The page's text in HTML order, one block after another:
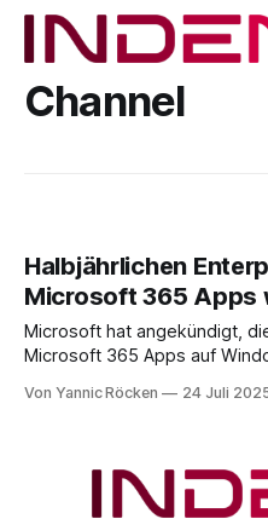
Channel
Halbjährlichen
Microsoft 365 Apps
Microsoft hat angekündigt,
Microsoft 365 Apps auf
steht der schrittweise
* Semi-Annual Enterprise
Von Yannic Röcken 24 Juli